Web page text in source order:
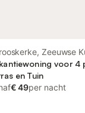
Zeeuwse
voor 4
en Tuin
€ 49per nacht